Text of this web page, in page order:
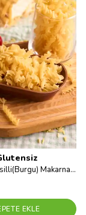
Glutensiz Fusilli(Burgu) Makarna 300 g
EKLE